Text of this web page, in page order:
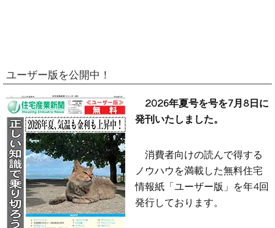
ユーザー版を公開中！
2026年夏号を号を7月8日に
発刊いたしました。
消費者向けの読んで得する
ノウハウを満載した無料住宅
情報紙「ユーザー版」を年4回
発行しております。